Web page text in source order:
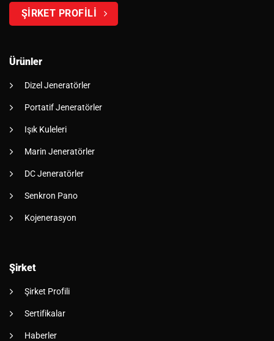
ŞİRKET PROFİLİ
Ürünler
Dizel Jeneratörler
Portatif Jeneratörler
Işık Kuleleri
Marin Jeneratörler
DC Jeneratörler
Senkron Pano
Kojenerasyon
Şirket
Şirket Profili
Sertifikalar
Haberler